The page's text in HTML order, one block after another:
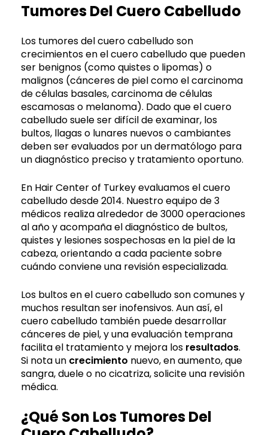
Tumores Del Cuero Cabelludo
Los tumores del cuero cabelludo son
crecimientos en el cuero cabelludo que pueden
ser benignos (como quistes o lipomas) o
malignos (cánceres de piel como el carcinoma
de células basales, carcinoma de células
escamosas o melanoma). Dado que el cuero
cabelludo suele ser difícil de examinar, los
bultos, llagas o lunares nuevos o cambiantes
deben ser evaluados por un dermatólogo para
un diagnóstico preciso y tratamiento oportuno.
En Hair Center of Turkey evaluamos el cuero
cabelludo desde 2014. Nuestro equipo de 3
médicos realiza alrededor de 3000 operaciones
al año y acompaña el diagnóstico de bultos,
quistes y lesiones sospechosas en la piel de la
cabeza, orientando a cada paciente sobre
cuándo conviene una revisión especializada.
Los bultos en el cuero cabelludo son comunes y
muchos resultan ser inofensivos. Aun así, el
cuero cabelludo también puede desarrollar
cánceres de piel, y una evaluación temprana
facilita el tratamiento y mejora los resultados.
Si nota un crecimiento nuevo, en aumento, que
sangra, duele o no cicatriza, solicite una revisión
médica.
¿Qué Son Los Tumores Del